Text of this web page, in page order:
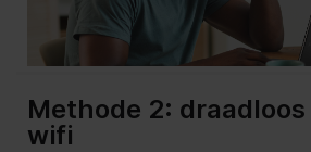
Methode 2:
wifi